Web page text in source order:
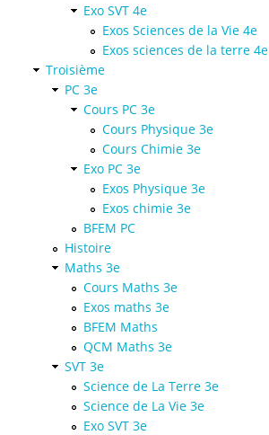
Exo SVT 4e
Exos Sciences de la Vie 4e
Exos sciences de la terre 4e
Troisième
PC 3e
Cours PC 3e
Cours Physique 3e
Cours Chimie 3e
Exo PC 3e
Exos Physique 3e
Exos chimie 3e
BFEM PC
Histoire
Maths 3e
Cours Maths 3e
Exos maths 3e
BFEM Maths
QCM Maths 3e
SVT 3e
Science de La Terre 3e
Science de La Vie 3e
Exo SVT 3e